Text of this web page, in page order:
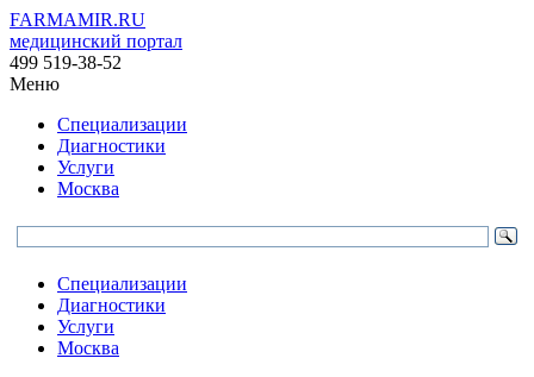
FARMAMIR.RU
медицинский портал
499 519-38-52
Меню
Специализации
Диагностики
Услуги
Москва
Специализации
Диагностики
Услуги
Москва